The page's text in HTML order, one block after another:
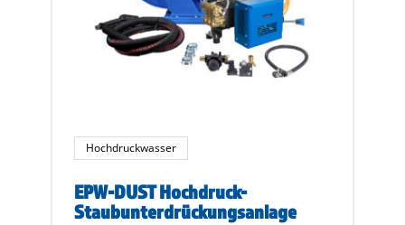
Hochdruckwasser
EPW-DUST Hochdruck-
Staubunterdrückungsanlage